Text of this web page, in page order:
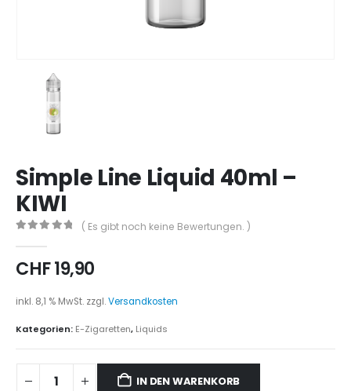
Simple Line Liquid 40ml –
KIWI
( Es gibt noch keine Bewertungen. )
CHF19,90
inkl. 8,1 % MwSt. zzgl.Versandkosten
Kategorien: E-Zigaretten, Liquids
IN DEN WARENKORB